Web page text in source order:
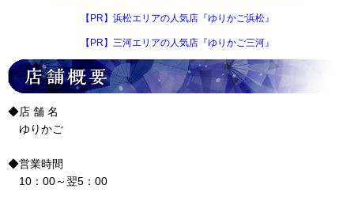
【PR】浜松エリアの人気店『ゆりかご浜松』
【PR】三河エリアの人気店『ゆりかご三河』
◆店 舗 名
ゆりかご
◆営業時間
10：00～翌5：00